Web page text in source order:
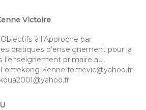
Victoire
à l’Approche par
pratiques d’enseignement pour la
l’enseignement primaire au
Kenne fomevic@yahoo.fr